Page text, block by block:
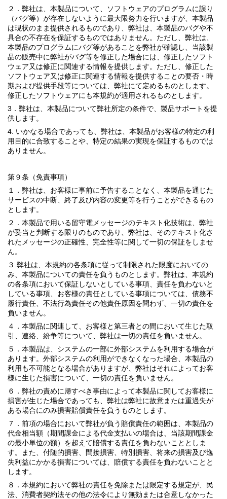
２．弊社は、本製品について、ソフトウェアのプログラムに誤り
（バグ等）が存在しないように最大限努力を行いますが、本製品
は現状のまま提供されるものであり、弊社は、本製品のバグや不
具合の不存在を保証するものではありません。ただし、弊社は、
本製品のプログラムにバグ等があることを弊社が確認し、当該製
品の販売中に弊社がバグ等を修正した場合には、修正したソフト
ウェア又は修正に関連する情報を提供します。ただし、修正した
ソフトウェア又は修正に関連する情報を提供することの要否・時
期および提供手段等については、弊社にて定めるものとします。
修正したソフトウェアにも本規約が適用されるものとします。
3．弊社は、本製品について弊社所定の条件で、製品サポートを提
供します。
4. いかなる場合であっても、弊社は、本製品がお客様の特定の利
用目的に合致することや、特定の結果の実現を保証するものでは
ありません。
第９条（免責事項）
１．弊社は、お客様に事前に予告することなく、本製品を通じた
サービスの中断、終了及び内容の変更等を行うことができるもの
とします。
２．本製品で用いる留守電メッセージのテキスト化技術は、弊社
が妥当と判断する限りのものであり、弊社は、そのテキスト化さ
れたメッセージの正確性、完全性等に関して一切の保証をしませ
ん。
３.弊社は、本規約の各条項に従って制限された限度においての
み、本製品についての責任を負うものとします。弊社は、本規約
の各条項において保証しないとしている事項、責任を負わないと
している事項、お客様の責任としている事項については、債務不
履行責任、不法行為責任その他責任原因を問わず、一切の責任を
負いません。
４．本製品に関連して、お客様と第三者との間において生じた取
引、連絡、紛争等について、弊社は一切の責任を負いません。
５．本製品は、システムの一部に外部システムを利用する場合が
あります。外部システムの利用ができなくなった場合、本製品の
利用も不可能となる場合がありますが、弊社はそれによってお客
様に生じた損害について、一切の責任を負いません。
６．弊社の責めに帰すべき事由によって本製品に関してお客様に
損害が生じた場合であっても、弊社は弊社に故意または重過失が
ある場合にのみ損害賠償責任を負うものとします。
７．前項の場合において弊社が負う賠償責任の範囲は、本製品の
代金相当額（期間課金による代金支払いの場合は、当該期間課金
の最小単位の額）を超えて賠償する責任を負わないこととしま
す。また、付随的損害、間接損害、特別損害、将来の損害及び逸
失利益にかかる損害については、賠償する責任を負わないことと
します。
８．本規約において弊社の責任を免除または限定する規定が、民
法、消費者契約法その他の法令により無効または合意しなかった